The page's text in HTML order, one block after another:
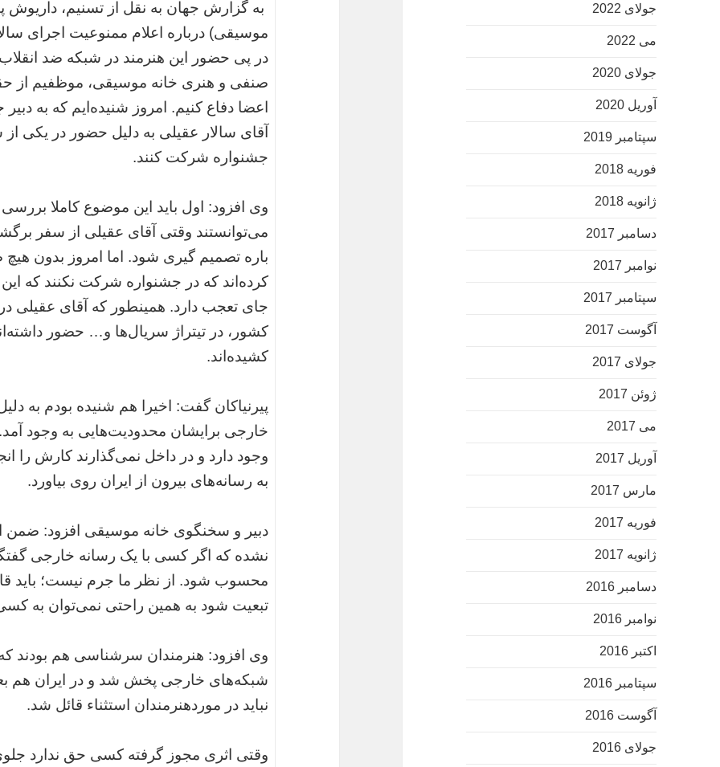
جولای 2022
می 2022
جولای 2020
آوریل 2020
سپتامبر 2019
فوریه 2018
ژانویه 2018
دسامبر 2017
نوامبر 2017
سپتامبر 2017
آگوست 2017
جولای 2017
ژوئن 2017
می 2017
آوریل 2017
مارس 2017
فوریه 2017
ژانویه 2017
دسامبر 2016
نوامبر 2016
اکتبر 2016
سپتامبر 2016
آگوست 2016
جولای 2016
به گزارش جهان به نقل از تسنیم، داریوش
موسیقی) درباره اعلام ممنوعیت اجرای
در پی حضور این هنرمند در شبکه ضد
صنفی و هنری خانه موسیقی، موظفیم از
اعضا دفاع کنیم. امروز شنیده‌ایم که به
آقای سالار عقیلی به دلیل حضور در یکی از
جشنواره شرکت کنند.
وی افزود: اول باید این موضوع کاملا
می‌توانستند وقتی آقای عقیلی از سفر
باره تصمیم گیری شود. اما امروز بدون
کرده‌اند که در جشنواره شرکت نکنند که
جای تعجب دارد. همینطور که آقای عقیلی
کشور، در تیتراژ سریال‌ها و… حضور
کشیده‌اند.
پیرنیاکان گفت: اخیرا هم شنیده بودم به
خارجی برایشان محدودیت‌هایی به وجود
وجود دارد و در داخل نمی‌گذارند کارش را
به رسانه‌های بیرون از ایران روی بیاورد.
دبیر و سخنگوی خانه موسیقی افزود: ضمن
نشده که اگر کسی با یک رسانه خارجی
محسوب شود. از نظر ما جرم نیست؛ باید
تبعیت شود به همین راحتی نمی‌توان به
وی افزود: هنرمندان سر‌شناسی هم بودند
شبکه‌های خارجی پخش شد و در ایران هم
نباید در موردهنرمندان استثناء قائل شد.
وقتی اثری مجوز گرفته کسی حق ندارد